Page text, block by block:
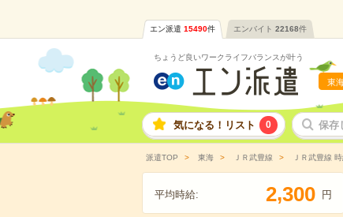
エン派遣 15490件 エンバイト 22168件
ちょうど良いワークライフバランスが叶う
東
気になる！リスト 0 保存
派遣TOP 東海 ＪＲ武豊線 ＪＲ武豊線
平均時給: 2,300 円